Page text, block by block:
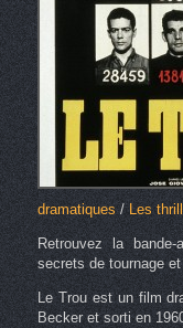
dramatiques/Les
Retrouvez la
secrets de tournage
Le Trou est un film
Becker et sorti en